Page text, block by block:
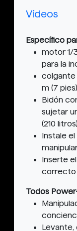
Vídeos
Específico
motor 1/
para la
colgante
m (7 pies)
Bidón
sujetar
(210
Instale
Inserte
correcto
Todos
Levante,